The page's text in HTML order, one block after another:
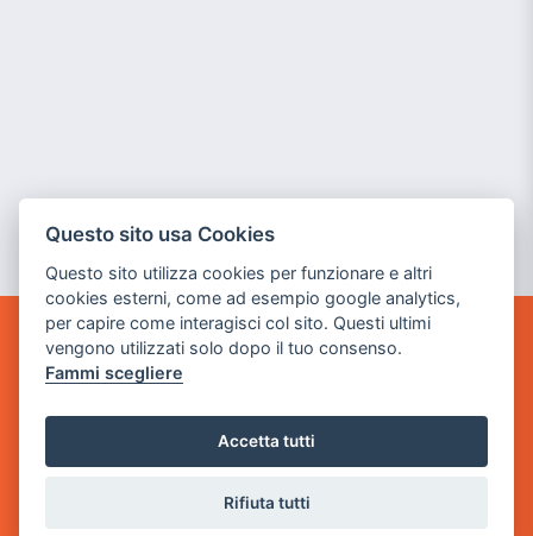
GAME WARP
BY POWER GAME SRL
via Villaggio dei Platani, 3
Questo sito usa Cookies
Questo sito utilizza cookies per funzionare e altri
cookies esterni, come ad esempio google analytics,
per capire come interagisci col sito. Questi ultimi
vengono utilizzati solo dopo il tuo consenso.
Fammi scegliere
Accetta tutti
Rifiuta tutti